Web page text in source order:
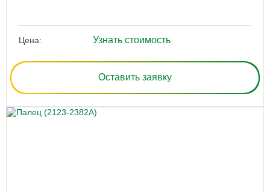
Цена: Узнать стоимость
Оставить заявку